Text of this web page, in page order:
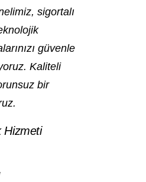
sigortalı
güvenle
Kaliteli
bir
Hizmeti